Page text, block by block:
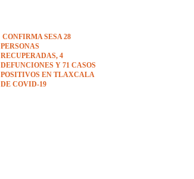
CONFIRMA SESA 28
PERSONAS
RECUPERADAS, 4
DEFUNCIONES Y 71 CASOS
POSITIVOS EN TLAXCALA
DE COVID-19